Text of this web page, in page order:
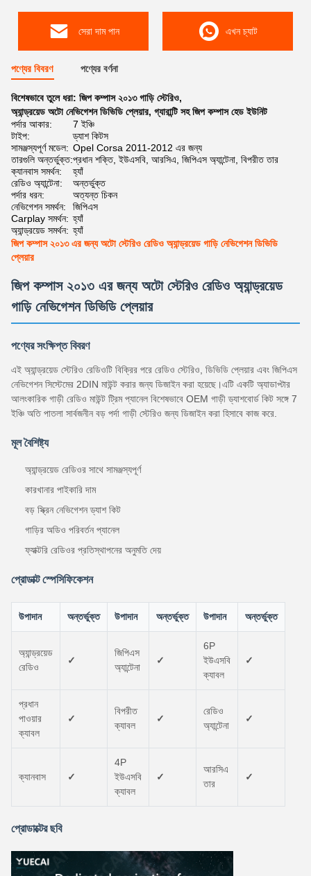
সেরা দাম পান এখন চ্যাট
পণ্যের বিবরণ পণ্যের বর্ণনা
বিশেষভাবে তুলে ধরা: জিপ কম্পাস ২০১৩ গাড়ি স্টেরিও,
অ্যান্ড্রয়েড অটো নেভিগেশন ডিভিডি প্লেয়ার, গ্যারান্টি সহ জিপ কম্পাস হেড ইউনিট
পর্দার আকার:
7 ইঞ্চি
টাইপ:
ড্যাশ কিটস
সামঞ্জস্যপূর্ণ মডেল: Opel Corsa 2011-2012 এর জন্য
তারগুলি অন্তর্ভুক্ত:প্রধান শক্তি, ইউএসবি, আরসিএ, জিপিএস অ্যান্টেনা, বিপরীত তার
ক্যানবাস সমর্থন:
হ্যাঁ
রেডিও অ্যান্টেনা:
অন্তর্ভুক্ত
পর্দার ধরন:
অত্যন্ত চিকন
নেভিগেশন সমর্থন:
জিপিএস
Carplay সমর্থন: হ্যাঁ
অ্যান্ড্রয়েড সমর্থন: হ্যাঁ
জিপ কম্পাস ২০১৩ এর জন্য অটো স্টেরিও রেডিও অ্যান্ড্রয়েড গাড়ি নেভিগেশন ডিভিডি
প্লেয়ার
জিপ কম্পাস ২০১৩ এর জন্য অটো স্টেরিও রেডিও অ্যান্ড্রয়েড
গাড়ি নেভিগেশন ডিভিডি প্লেয়ার
পণ্যের সংক্ষিপ্ত বিবরণ
এই অ্যান্ড্রয়েড স্টেরিও রেডিওটি বিক্রির পরে রেডিও স্টেরিও, ডিভিডি প্লেয়ার এবং জিপিএস
নেভিগেশন সিস্টেমের 2DIN মাউন্ট করার জন্য ডিজাইন করা হয়েছে।এটি একটি অ্যাডাপ্টার
আলংকারিক গাড়ী রেডিও মাউন্ট ট্রিম প্যানেল বিশেষভাবে OEM গাড়ী ড্যাশবোর্ড কিট সঙ্গে 7
ইঞ্চি অতি পাতলা সার্বজনীন বড় পর্দা গাড়ী স্টেরিও জন্য ডিজাইন করা হিসাবে কাজ করে.
মূল বৈশিষ্ট্য
অ্যান্ড্রয়েড রেডিওর সাথে সামঞ্জস্যপূর্ণ
কারখানার পাইকারি দাম
বড় স্ক্রিন নেভিগেশন ড্যাশ কিট
গাড়ির অডিও পরিবর্তন প্যানেল
ফ্যাক্টরি রেডিওর প্রতিস্থাপনের অনুমতি দেয়
প্রোডাক্ট স্পেসিফিকেশন
উপাদান অন্তর্ভুক্ত উপাদান অন্তর্ভুক্ত উপাদান অন্তর্ভুক্ত
অ্যান্ড্রয়েড
রেডিও
✓
জিপিএস
অ্যান্টেনা
✓
6P
ইউএসবি
ক্যাবল
✓
প্রধান
পাওয়ার
ক্যাবল
✓
বিপরীত
ক্যাবল
✓
রেডিও
অ্যান্টেনা
✓
ক্যানবাস ✓
4P
ইউএসবি
ক্যাবল
✓
আরসিএ
তার
✓
প্রোডাক্টের ছবি